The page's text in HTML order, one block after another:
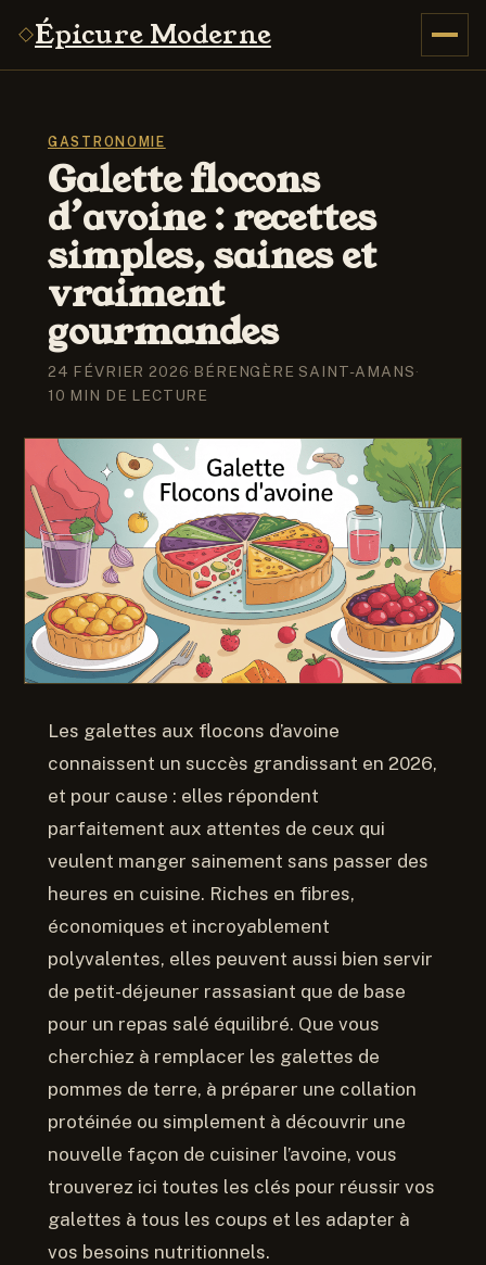
Épicure Moderne
GASTRONOMIE
Galette flocons
d’avoine : recettes
simples, saines et
vraiment
gourmandes
24 FÉVRIER 2026·BÉRENGÈRE SAINT-AMANS·
10 MIN DE LECTURE
Les galettes aux flocons d’avoine
connaissent un succès grandissant en 2026,
et pour cause : elles répondent
parfaitement aux attentes de ceux qui
veulent manger sainement sans passer des
heures en cuisine. Riches en fibres,
économiques et incroyablement
polyvalentes, elles peuvent aussi bien servir
de petit-déjeuner rassasiant que de base
pour un repas salé équilibré. Que vous
cherchiez à remplacer les galettes de
pommes de terre, à préparer une collation
protéinée ou simplement à découvrir une
nouvelle façon de cuisiner l’avoine, vous
trouverez ici toutes les clés pour réussir vos
galettes à tous les coups et les adapter à
vos besoins nutritionnels.